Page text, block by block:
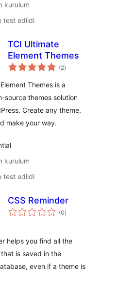
kurulum
test edildi
TCI Ultimate
Element Themes
(2toplam
puan
)
Themes is a
source themes solution
Create any theme,
make your way.
kurulum
test edildi
CSS Reminder
(0toplam
puan
)
helps you find all the
is saved in the
even if a theme is